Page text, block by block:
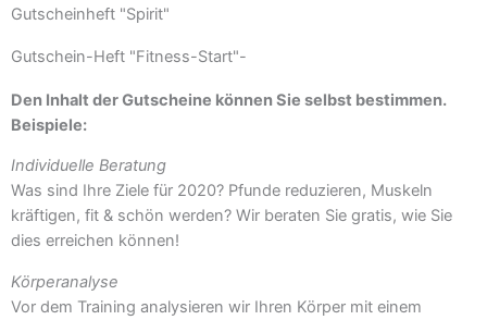
Gutscheinheft "Spirit"
Gutschein-Heft "Fitness-Start"-
Den Inhalt der Gutscheine können Sie selbst bestimmen.
Beispiele:
Individuelle Beratung
Was sind Ihre Ziele für 2020? Pfunde reduzieren, Muskeln
kräftigen, fit & schön werden? Wir beraten Sie gratis, wie Sie
dies erreichen können!
Körperanalyse
Vor dem Training analysieren wir Ihren Körper mit einem